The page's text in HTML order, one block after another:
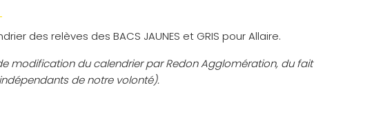
des relèves des BACS JAUNES et GRIS pour Allaire.
modification du calendrier par Redon Agglomération, du fait
de notre volonté).